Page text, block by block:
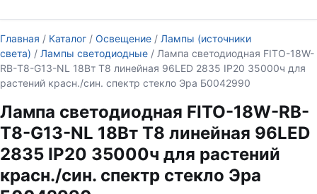
Главная / Каталог / Освещение / Лампы (источники
света) / Лампы светодиодные / Лампа светодиодная FITO-18W-
RB-Т8-G13-NL 18Вт T8 линейная 96LED 2835 IP20 35000ч для
растений красн./син. спектр стекло Эра Б0042990
Лампа светодиодная FITO-18W-RB-
Т8-G13-NL 18Вт T8 линейная 96LED
2835 IP20 35000ч для растений
красн./син. спектр стекло Эра